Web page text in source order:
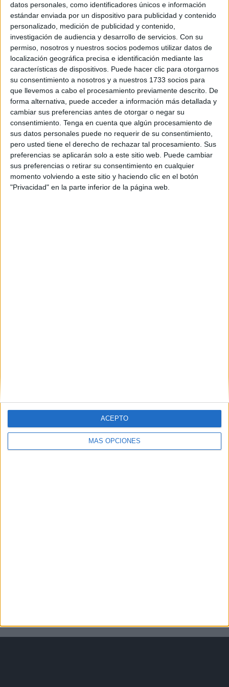
datos personales, como identificadores únicos e información
estándar enviada por un dispositivo para publicidad y contenido
personalizado, medición de publicidad y contenido,
investigación de audiencia y desarrollo de servicios. Con su
permiso, nosotros y nuestros socios podemos utilizar datos de
localización geográfica precisa e identificación mediante las
características de dispositivos. Puede hacer clic para otorgarnos
su consentimiento a nosotros y a nuestros 1733 socios para
que llevemos a cabo el procesamiento previamente descrito. De
forma alternativa, puede acceder a información más detallada y
cambiar sus preferencias antes de otorgar o negar su
consentimiento. Tenga en cuenta que algún procesamiento de
sus datos personales puede no requerir de su consentimiento,
pero usted tiene el derecho de rechazar tal procesamiento. Sus
preferencias se aplicarán solo a este sitio web. Puede cambiar
sus preferencias o retirar su consentimiento en cualquier
momento volviendo a este sitio y haciendo clic en el botón
"Privacidad" en la parte inferior de la página web.
MÁS OPCIONES
ACEPTO
La Ciudad insistirá en que Marruecos debe
cumplir con la aduana comercial
POR GONZALO TESTA 03/06/2022 10
Marruecos descarta la aduana comercial: "La
geografía no lo permite"
POR EFE 03/06/2022 24
La entrada de mercancía por Tarajal,
restringida hasta fin de año
POR G. TESTA 31/05/2022 4
Albares insiste en que habrá aduana
comercial en Ceuta y Melilla pero no aclara
fechas
POR E.P. 13/05/2022 1